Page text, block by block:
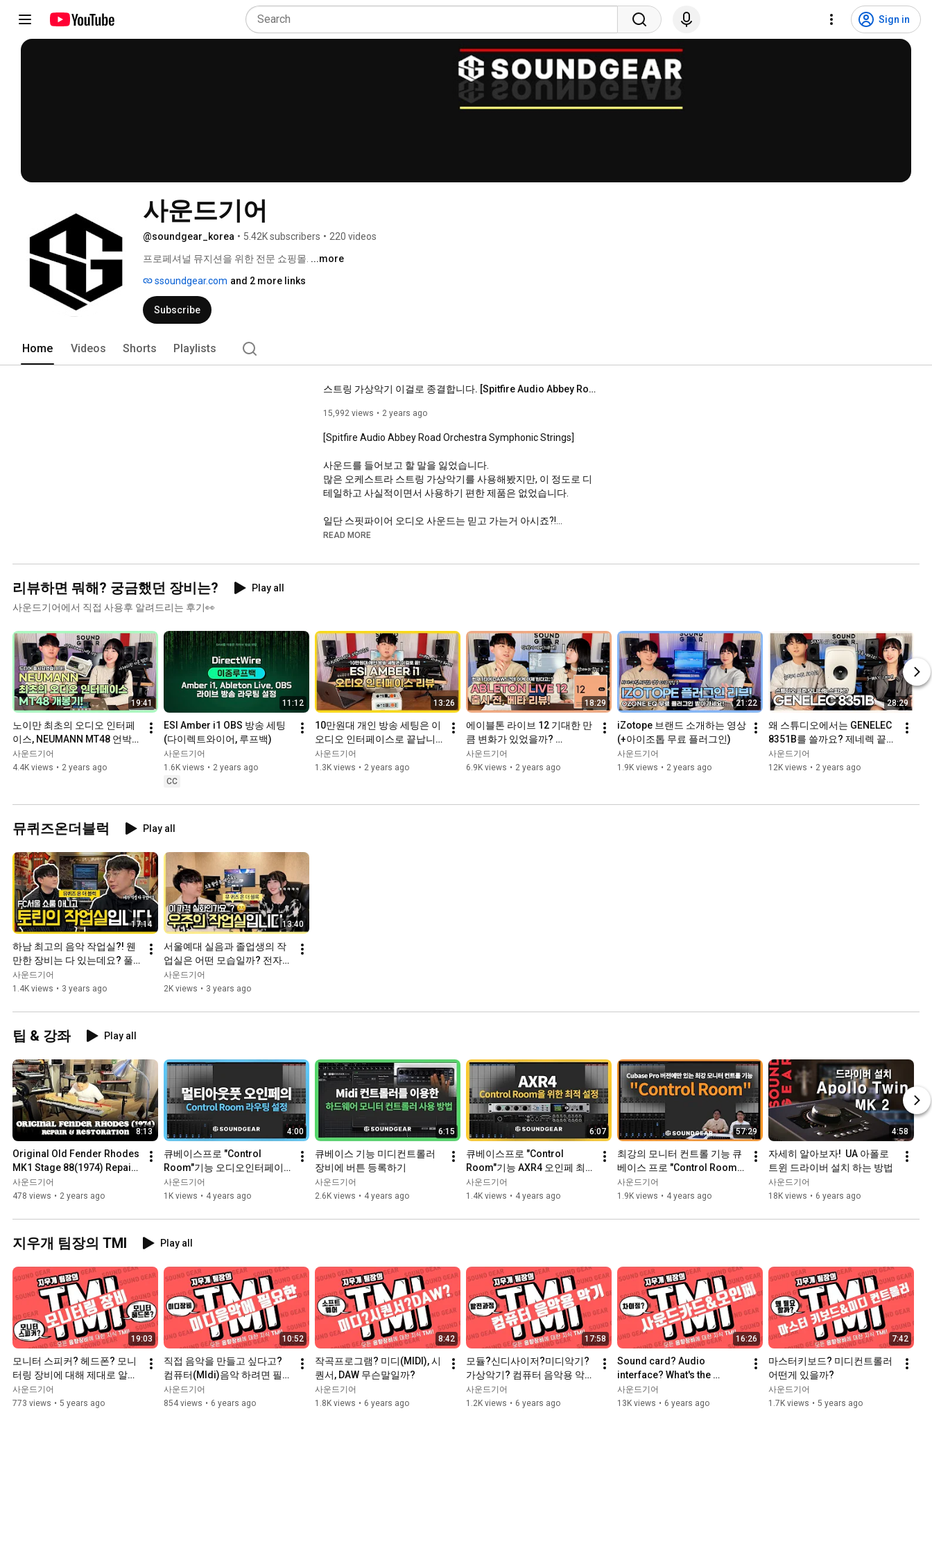
Sign in
사운드기어
@soundgear_korea • 5.42K subscribers • 220 videos
프로페셔널 뮤지션을 위한 전문 쇼핑몰. ...more
ssoundgear.com and 2 more links
Subscribe
Home Videos Shorts Playlists
스트링 가상악기 이걸로 종결합니다. [Spitfire Audio Abbey Road Orchestra Symphonic Strings] 리뷰
15,992 views 2 years ago
[Spitfire Audio Abbey Road Orchestra Symphonic Strings]
사운드를 들어보고 할 말을 잃었습니다.
많은 오케스트라 스트링 가상악기를 사용해봤지만, 이 정도로 디
테일하고 사실적이면서 사용하기 편한 제품은 없었습니다.
일단 스핏파이어 오디오 사운드는 믿고 가는거 아시죠?!
영상을 통해 확인해 주세요!
02:44
08:32
21:06
27:20
30:58
32:34
34:20 엔딩 (구매 혜택)
★ Spitfire Audio Abbey Road Orchestra Symphonic Strings
구매하기 : https://www.spitfireaudio.com/abbey-r...
#오케스트라#orchestra#오케스트레이션 션 #화성학
READ MORE
리뷰하면 뭐해? 궁금했던 장비는?
Play all
사운드기어에서 직접 사용후 알려드리는 후기👀
19:41
노이만 최초의 오디오 인터페
이스, NEUMANN MT48 언박싱
및 오버뷰 (테스트 가능!)
사운드기어
4.4K views • 2 years ago
11:12
ESI Amber i1 OBS 방송 세팅
(다이렉트와이어, 루프백)
사운드기어
1.6K views • 2 years ago
CC
13:26
10만원대 개인 방송 세팅은 이
오디오 인터페이스로 끝납니
다. ESI AMBER i1 리뷰!
사운드기어
1.3K views • 2 years ago
18:29
에이블톤 라이브 12 기대한 만
큼 변화가 있었을까?
ABLETONLIVE 12 출시 전 같
이 써보기! (+할인 소식)
사운드기어
6.9K views • 2 years ago
21:22
iZotope 브랜드 소개하는 영상
(+아이조톱 무료 플러그인)
사운드기어
1.9K views • 2 years ago
28:29
왜 스튜디오에서는 GENELEC
8351B를 쓸까요? 제네렉 끝판
왕 동축 스피커 리뷰! (+GLM
KIT 측정하는 법)
사운드기어
12K views • 2 years ago
뮤퀴즈온더블럭 Play all
17:14
하남 최고의 음악 작업실?! 웬
만한 장비는 다 있는데요? 풀
소유 기타리스트 TORIN 편 | 뮤
퀴즈온더블럭 EP.1
사운드기어
1.4K views • 3 years ago
13:40
서울예대 실음과 졸업생의 작
업실은 어떤 모습일까? 전자음
악 아티스트 UZU 편 | 뮤퀴즈온
더블럭 EP.3
사운드기어
2K views • 3 years ago
팁 & 강좌 Play all
8:13
Original Old Fender Rhodes
MK1 Stage 88(1974) Repair
& Restoration!
사운드기어
478 views • 2 years ago
4:00
큐베이스프로 "Control
Room"기능 오디오인터페이
스에 적용하기
사운드기어
1K views • 4 years ago
6:15
큐베이스 기능 미디컨트롤러
장비에 버튼 등록하기
사운드기어
2.6K views • 4 years ago
6:07
큐베이스프로 "Control
Room"기능 AXR4 오인페 최적
의 세팅
사운드기어
1.4K views • 4 years ago
57:29
최강의 모니터 컨트롤 기능 큐
베이스 프로 "Control Room"
완전 정복
사운드기어
1.9K views • 4 years ago
4:58
자세히 알아보자!  UA 아폴로
트윈 드라이버 설치 하는 방법
사운드기어
18K views • 6 years ago
지우개 팀장의 TMI Play all
19:03
모니터 스피커? 헤드폰? 모니
터링 장비에 대해 제대로 알아
보자!
사운드기어
773 views • 5 years ago
10:52
직접 음악을 만들고 싶다고?
컴퓨터(MIdi)음악 하려면 필요
한 장비는?
사운드기어
854 views • 6 years ago
8:42
작곡프로그램? 미디(MIDI), 시
퀀서, DAW 무슨말일까?
사운드기어
1.8K views • 6 years ago
17:58
모듈?신디사이저?미디악기?
가상악기? 컴퓨터 음악용 악기
에 대해 알아보자!
사운드기어
1.2K views • 6 years ago
16:26
Sound card? Audio
interface? What's the
difference?
사운드기어
13K views • 6 years ago
7:42
마스터키보드? 미디컨트롤러
어떤게 있을까?
사운드기어
1.7K views • 5 years ago